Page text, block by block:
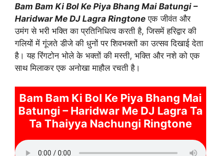
Bam Bam Ki Bol Ke Piya Bhang Mai Batungi –
Haridwar Me DJ Lagra Ringtone एक जीवंत और
उमंग से भरी भक्ति का प्रतिनिधित्व करती है, जिसमें हरिद्वार की
गलियों में गूंजते डीजे की धुनों पर शिवभक्तों का उत्सव दिखाई देता
है। यह रिंगटोन भोले के भक्तों की मस्ती, भक्ति और नशे को एक
साथ मिलाकर एक अनोखा माहौल रचती है।
Bam Bam Ki Bol Ke Piya Bhang Mai
Batungi – Haridwar Me DJ Lagra Ta
Ta Thaiyya Nachungi Ringtone